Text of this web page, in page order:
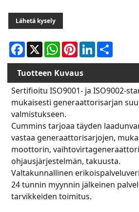
Lähetä kysely
Facebook
X WhatsApp
PinterestLinkedIn
Tuotteen Kuvaus
Sertifioitu ISO9001- ja ISO9002-
mukaisesti generaattorisarjan
valmistukseen.
Cummins tarjoaa täyden
vastaa generaattorisarjojen,
moottorin,
ohjausjärjestelmän, takuusta.
Valtakunnallinen
24 tunnin myynnin jälkeinen
tarvikkeiden toimitus.